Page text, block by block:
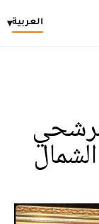
العربية▾